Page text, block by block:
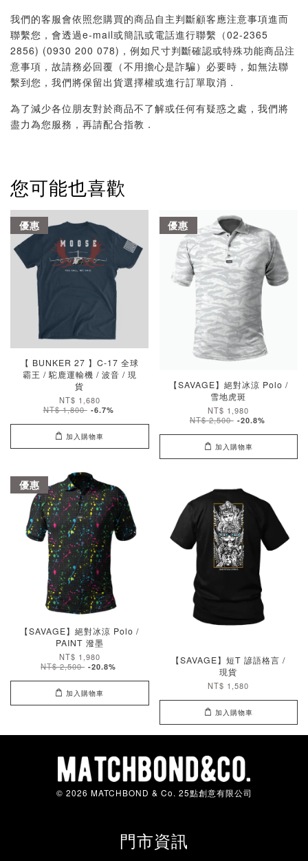
我們的客服會依照您購買的商品自主判斷顧客應注意事項進而
聯繫您，會透過e-mail或簡訊或電話進行聯繫（02-2365
2856) (0930 200 078)，例如尺寸判斷確認或特殊功能商品注
意事項，故請務必回覆（不用擔心是詐騙）必要時，如無法聯
繫到您，我們將保留出貨選擇權或進行訂單取消．
為了減少各位朋友對於商品不了解或任何有疑惑之處，我們將
盡力為您服務，再請配合指教．
您可能也喜歡
優惠
【 BUNKER 27 】C-17 全球
霸王 / 駝鹿運輸機 / 波音 / 現
貨
NT$ 1,680
NT$ 1,800 -6.7%
加入購物車
優惠
【SAVAGE】絕對冰涼 Polo /
雪地虎斑
NT$ 1,980
NT$ 2,500 -20.8%
加入購物車
優惠
【SAVAGE】絕對冰涼 Polo /
PAINT 潑墨
NT$ 1,980
NT$ 2,500 -20.8%
加入購物車
【SAVAGE】短T 諺語格言 /
現貨
NT$ 1,580
加入購物車
© 2026 MATCHBOND & Co. 25點創意有限公司
門市資訊